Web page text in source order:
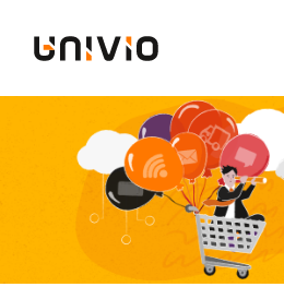
content